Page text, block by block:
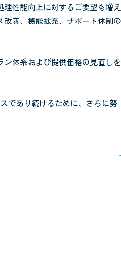
性能向上に対するご要望も増え
善、機能拡充、サポート体制の
体系および提供価格の見直しを
であり続けるために、さらに努